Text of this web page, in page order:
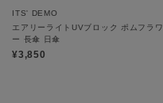
ITS' DEMO
エアリーライトUVブロック ポムフラワ
ー 長傘 日傘
¥3,850